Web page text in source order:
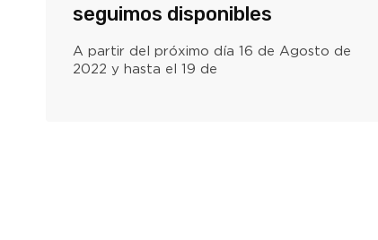
seguimos disponibles
A partir del próximo día 16 de Agosto de
2022 y hasta el 19 de